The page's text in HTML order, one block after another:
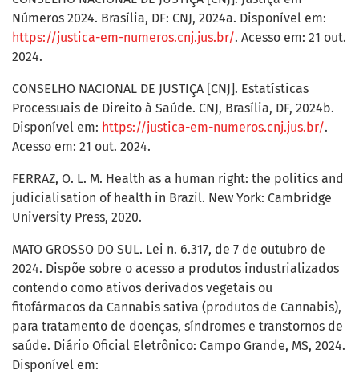
Números 2024. Brasília, DF: CNJ, 2024a. Disponível em:
https://justica-em-numeros.cnj.jus.br/. Acesso em: 21 out.
2024.
CONSELHO NACIONAL DE JUSTIÇA [CNJ]. Estatísticas
Processuais de Direito à Saúde. CNJ, Brasília, DF, 2024b.
Disponível em: https://justica-em-numeros.cnj.jus.br/.
Acesso em: 21 out. 2024.
FERRAZ, O. L. M. Health as a human right: the politics and
judicialisation of health in Brazil. New York: Cambridge
University Press, 2020.
MATO GROSSO DO SUL. Lei n. 6.317, de 7 de outubro de
2024. Dispõe sobre o acesso a produtos industrializados
contendo como ativos derivados vegetais ou
fitofármacos da Cannabis sativa (produtos de Cannabis),
para tratamento de doenças, síndromes e transtornos de
saúde. Diário Oficial Eletrônico: Campo Grande, MS, 2024.
Disponível em: